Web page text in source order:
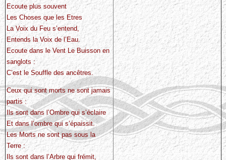
Ecoute plus souvent
Les Choses que les Etres
La Voix du Feu s’entend,
Entends la Voix de l’Eau.
Ecoute dans le Vent Le Buisson en
sanglots :
C’est le Souffle des ancêtres.
Ceux qui sont morts ne sont jamais
partis :
Ils sont dans l’Ombre qui s’éclaire
Et dans l’ombre qui s’épaissit.
Les Morts ne sont pas sous la
Terre :
Ils sont dans l’Arbre qui frémit,